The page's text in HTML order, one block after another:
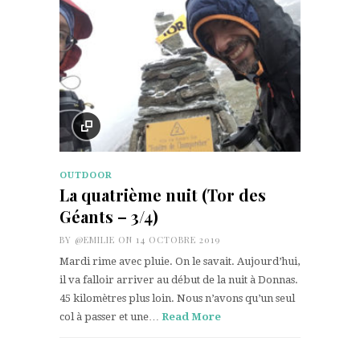
OUTDOOR
La quatrième nuit (Tor des
Géants – 3/4)
BY @EMILIE ON 14 OCTOBRE 2019
Mardi rime avec pluie. On le savait. Aujourd’hui,
il va falloir arriver au début de la nuit à Donnas.
45 kilomètres plus loin. Nous n’avons qu’un seul
col à passer et une… Read More